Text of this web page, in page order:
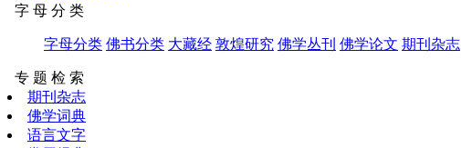
字 母 分 类
字母分类 佛书分类 大藏经 敦煌研究 佛学丛刊 佛学论文 期刊杂志
专 题 检 索
期刊杂志
佛学词典
语言文字